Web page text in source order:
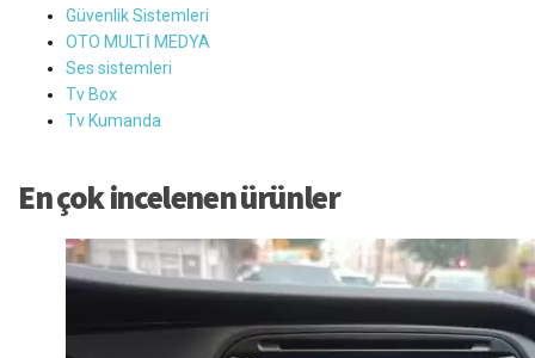
Güvenlik Sistemleri
OTO MULTİ MEDYA
Ses sistemleri
Tv Box
Tv Kumanda
En çok incelenen ürünler